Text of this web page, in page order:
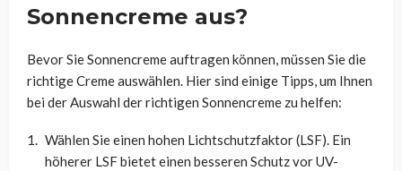
Sonnencreme aus?
Bevor Sie Sonnencreme auftragen können, müssen Sie die
richtige Creme auswählen. Hier sind einige Tipps, um Ihnen
bei der Auswahl der richtigen Sonnencreme zu helfen:
Wählen Sie einen hohen Lichtschutzfaktor (LSF). Ein
höherer LSF bietet einen besseren Schutz vor UV-